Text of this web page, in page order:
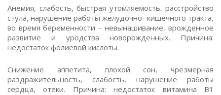
Анемия, слабость, быстрая утомляемость, расстройство
стула, нарушение работы желудочно- кишечного тракта,
во время беременности – невынашивание, врожденное
развитие и уродства новорожденных. Причина:
недостаток фолиевой кислоты.
Снижение аппетита, плохой сон, чрезмерная
раздражительность, слабость, нарушение работы
сердца, отеки. Причина: недостаток витамина В1